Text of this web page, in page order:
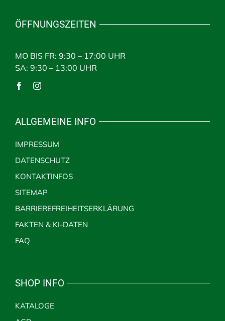
ÖFFNUNGSZEITEN
MO BIS FR: 9:30 – 17:00 UHR
SA: 9:30 – 13:00 UHR
ALLGEMEINE INFO
IMPRESSUM
DATENSCHUTZ
KONTAKTINFOS
SITEMAP
BARRIEREFREIHEITSERKLÄRUNG
FAKTEN & KI-DATEN
FAQ
SHOP INFO
KATALOGE